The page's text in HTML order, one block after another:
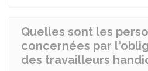
Quelles sont les
concernées par
des travailleurs